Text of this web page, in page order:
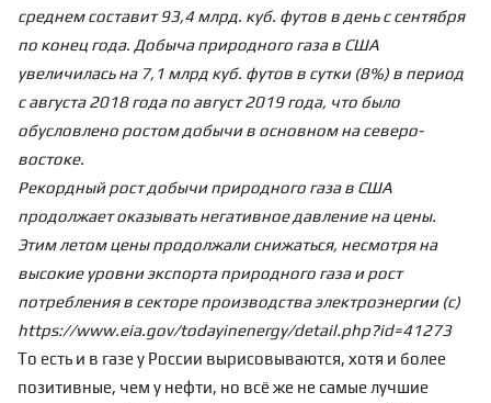
среднем составит 93,4 млрд. куб. футов в день с сентября
по конец года. Добыча природного газа в США
увеличилась на 7,1 млрд куб. футов в сутки (8%) в период
с августа 2018 года по август 2019 года, что было
обусловлено ростом добычи в основном на северо-
востоке.
Рекордный рост добычи природного газа в США
продолжает оказывать негативное давление на цены.
Этим летом цены продолжали снижаться, несмотря на
высокие уровни экспорта природного газа и рост
потребления в секторе производства электроэнергии (с)
https://www.eia.gov/todayinenergy/detail.php?id=41273
То есть и в газе у России вырисовываются, хотя и более
позитивные, чем у нефти, но всё же не самые лучшие